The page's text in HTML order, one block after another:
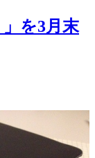
」を3月末